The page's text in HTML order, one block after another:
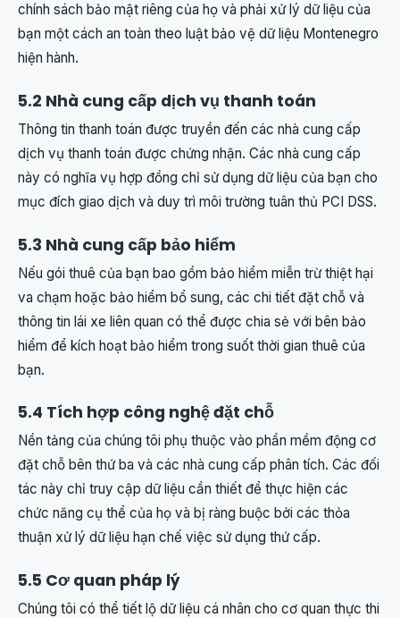
chính sách bảo mật riêng của họ và phải xử lý dữ liệu của
bạn một cách an toàn theo luật bảo vệ dữ liệu Montenegro
hiện hành.
5.2 Nhà cung cấp dịch vụ thanh toán
Thông tin thanh toán được truyền đến các nhà cung cấp
dịch vụ thanh toán được chứng nhận. Các nhà cung cấp
này có nghĩa vụ hợp đồng chỉ sử dụng dữ liệu của bạn cho
mục đích giao dịch và duy trì môi trường tuân thủ PCI DSS.
5.3 Nhà cung cấp bảo hiểm
Nếu gói thuê của bạn bao gồm bảo hiểm miễn trừ thiệt hại
va chạm hoặc bảo hiểm bổ sung, các chi tiết đặt chỗ và
thông tin lái xe liên quan có thể được chia sẻ với bên bảo
hiểm để kích hoạt bảo hiểm trong suốt thời gian thuê của
bạn.
5.4 Tích hợp công nghệ đặt chỗ
Nền tảng của chúng tôi phụ thuộc vào phần mềm động cơ
đặt chỗ bên thứ ba và các nhà cung cấp phân tích. Các đối
tác này chỉ truy cập dữ liệu cần thiết để thực hiện các
chức năng cụ thể của họ và bị ràng buộc bởi các thỏa
thuận xử lý dữ liệu hạn chế việc sử dụng thứ cấp.
5.5 Cơ quan pháp lý
Chúng tôi có thể tiết lộ dữ liệu cá nhân cho cơ quan thực thi